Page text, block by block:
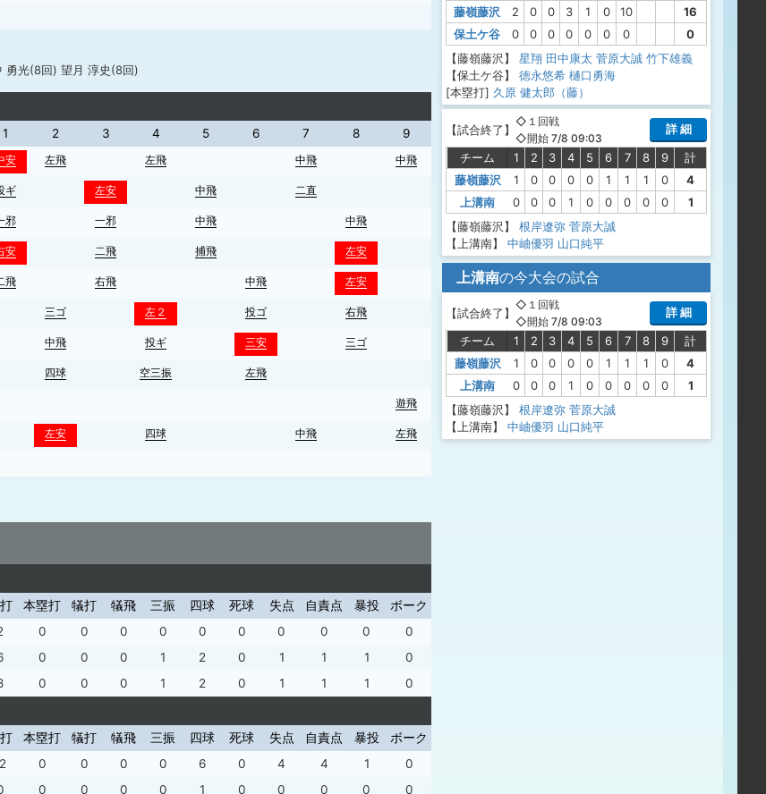
勇光(8回) 望月 淳史(8回)
1 2 3 4 5 6 7 8
9
安 左飛 左飛 中飛 中飛
ギ 左安 中飛 二直
邪 一邪 中飛 中飛
安 二飛 捕飛 左安
飛 右飛 中飛 左安
三ゴ 左２ 投ゴ 右飛
中飛 投ギ 三安 三ゴ
四球 空三振 左飛
遊飛
左安 四球 中飛 左飛
本塁打 犠打 犠飛 三振 四球 死球 失点 自責点 暴投 ボーク
0 0 0 0 0 0 0 0 0 0
0 0 0 1 2 0 1 1 1
0
0 0 0 1 2 0 1 1 1 0
本塁打 犠打 犠飛 三振 四球 死球 失点 自責点 暴投 ボーク
0 0 0 0 6 0 4 4 1 0
0 0 0 0 1 0 0 0 0 0
藤嶺藤沢
2 0 0 3 1 0 10
16
保土ケ谷
0 0 0 0 0 0 0
0
【藤嶺藤沢】
星翔 田中康太 菅原大誠 竹下雄義
【保土ケ谷】
徳永悠希 樋口勇海
[本塁打] 久原 健太郎（藤）
【試合終了】
◇１回戦
◇開始 7/8 09:03
詳 細
チーム 1 2 3 4 5 6 7 8 9
計
藤嶺藤沢
1 0 0 0 0 1 1 1 0
4
上溝南
0 0 0 1 0 0 0 0 0
1
【藤嶺藤沢】
根岸遼弥 菅原大誠
【上溝南】
中岫優羽 山口純平
上溝南の今大会の試合
【試合終了】
◇１回戦
◇開始 7/8 09:03
詳 細
チーム 1 2 3 4 5 6 7 8 9
計
藤嶺藤沢
1 0 0 0 0 1 1 1 0
4
上溝南
0 0 0 1 0 0 0 0 0
1
【藤嶺藤沢】
根岸遼弥 菅原大誠
【上溝南】
中岫優羽 山口純平